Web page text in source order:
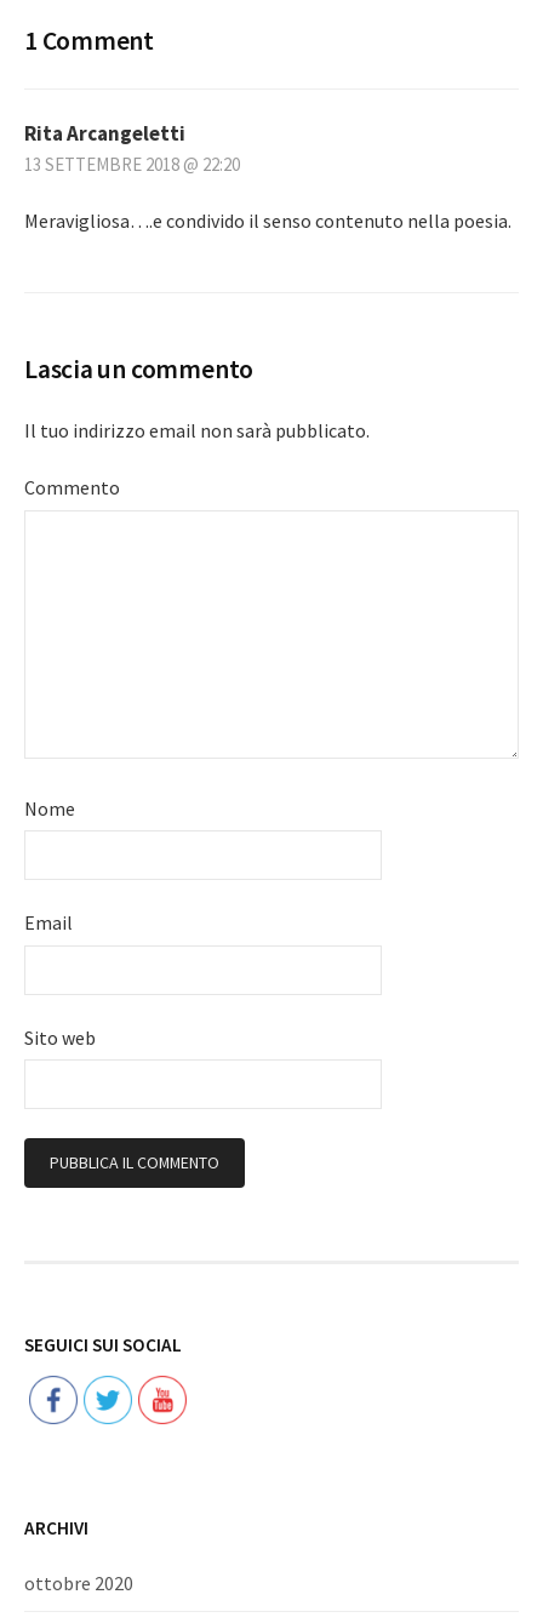
1 Comment
Rita Arcangeletti
13 SETTEMBRE 2018 @ 22:20
Meravigliosa….e condivido il senso contenuto nella poesia.
Lascia un commento
Il tuo indirizzo email non sarà pubblicato.
Commento
Nome
Email
Sito web
SEGUICI SUI SOCIAL
ARCHIVI
ottobre 2020